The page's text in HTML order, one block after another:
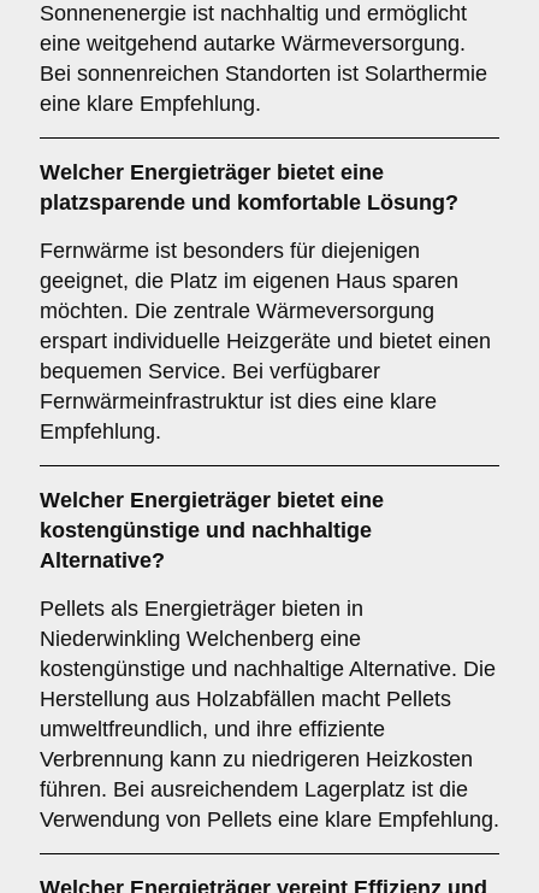
Sonnenenergie ist nachhaltig und ermöglicht
eine weitgehend autarke Wärmeversorgung.
Bei sonnenreichen Standorten ist Solarthermie
eine klare Empfehlung.
Welcher Energieträger bietet eine
platzsparende und komfortable Lösung?
Fernwärme ist besonders für diejenigen
geeignet, die Platz im eigenen Haus sparen
möchten. Die zentrale Wärmeversorgung
erspart individuelle Heizgeräte und bietet einen
bequemen Service. Bei verfügbarer
Fernwärmeinfrastruktur ist dies eine klare
Empfehlung.
Welcher Energieträger bietet eine
kostengünstige und nachhaltige
Alternative?
Pellets als Energieträger bieten in
Niederwinkling Welchenberg eine
kostengünstige und nachhaltige Alternative. Die
Herstellung aus Holzabfällen macht Pellets
umweltfreundlich, und ihre effiziente
Verbrennung kann zu niedrigeren Heizkosten
führen. Bei ausreichendem Lagerplatz ist die
Verwendung von Pellets eine klare Empfehlung.
Welcher Energieträger vereint Effizienz und